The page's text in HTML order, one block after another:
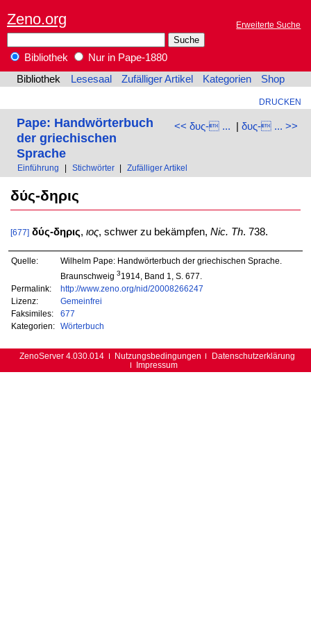
Zeno.org Erweiterte Suche
Bibliothek
Nur in Pape-1880
Bibliothek
Lesesaal Zufälliger Artikel Kategorien Shop
DRUCKEN
<< δυς- ... | δυς- ... >>
Pape: Handwörterbuch
der griechischen
Sprache
Einführung Stichwörter Zufälliger Artikel
δύς-δηρις
[677] δύς-δηρις, ιος, schwer zu bekämpfen, Nic. Th. 738.
Quelle:
Wilhelm Pape: Handwörterbuch der griechischen Sprache.
Braunschweig 31914, Band 1, S. 677.
Permalink:
http://www.zeno.org/nid/20008266247
Lizenz:
Gemeinfrei
Faksimiles:
677
Kategorien:
Wörterbuch
ZenoServer 4.030.014 Nutzungsbedingungen
Datenschutzerklärung
Impressum